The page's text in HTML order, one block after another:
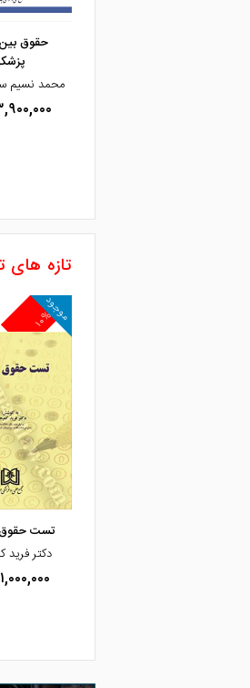
حقوق
محمد نسیم
۳,۹۰۰,۰۰۰
تازه
۱۰%
موجود
تست
دکتر فرید
۱۱,۰۰۰,۰۰۰